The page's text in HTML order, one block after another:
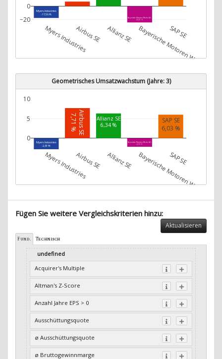
Myers Industries
-17,56 %
Bayerische Motoren Werke AG
-24,21 %
Myers IndustriesAirbus SE Allianz SE Bayerische Motoren Werke AG
SAP SE
−20
0
Geometrisches Umsatzwachstum (Jahre: 3)
Myers Industries
-2,81 %
Airbus SE
7,71 % Allianz SE
6,34 %
Bayerische Motoren Werke AG
-2,19 %
SAP SE
6,03 %
Myers IndustriesAirbus SE Allianz SE Bayerische Motoren Werke AG
SAP SE
0
5
10
Fügen Sie weitere Vergleichskriterien hinzu:
Aktualisieren
Fund. Technisch
undefined
Acquirer's Multiple
Altman's Z-Score
Anzahl Jahre EPS > 0
Ausschüttungsquote
ø Ausschüttungsquote
ø Bruttogewinnmarge